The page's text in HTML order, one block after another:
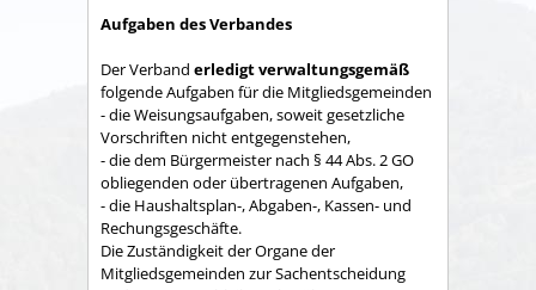
Aufgaben des Verbandes
Der Verband erledigt verwaltungsgemäß
folgende Aufgaben für die Mitgliedsgemeinden
- die Weisungsaufgaben, soweit gesetzliche
Vorschriften nicht entgegenstehen,
- die dem Bürgermeister nach § 44 Abs. 2 GO
obliegenden oder übertragenen Aufgaben,
- die Haushaltsplan-, Abgaben-, Kassen- und
Rechungs­geschäfte.
Die Zuständigkeit der Organe der
Mitgliedsgemeinden zur Sachent­scheidung